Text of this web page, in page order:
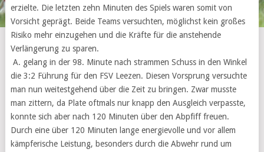
erzielte. Die letzten zehn Minuten des Spiels waren somit von
Vorsicht geprägt. Beide Teams versuchten, möglichst kein großes
Risiko mehr einzugehen und die Kräfte für die anstehende
Verlängerung zu sparen.
A. gelang in der 98. Minute nach strammen Schuss in den Winkel
die 3:2 Führung für den FSV Leezen. Diesen Vorsprung versuchte
man nun weitestgehend über die Zeit zu bringen. Zwar musste
man zittern, da Plate oftmals nur knapp den Ausgleich verpasste,
konnte sich aber nach 120 Minuten über den Abpfiff freuen.
Durch eine über 120 Minuten lange energievolle und vor allem
kämpferische Leistung, besonders durch die Abwehr rund um